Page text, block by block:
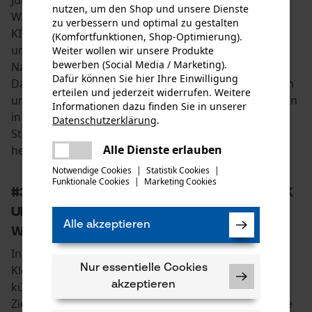
Wald und Forstwirtschaft sind. So wurde neben dem
KIWUH zum Beispiel ein Waldbeauftragter ernannt
und eine neue Ministeriumsabteilung für
Nachhaltigkeit und Rohstoffe im Wald gegründet.
Damit möchte die Ministerin den Herausforderungen
und Problemen von Waldbesitzern und Forstarbeitern
in Zeiten des Klimawandels den entsprechenden
Stellenwert geben und auf der politischen Ebene
helfen.
#3 Wald der Zukunft - KIWUH: Ausblick
und Pläne für einen nachhaltigen
Wald in Deutschland
In den nächsten Jahren wolle sich Ministerin Julia
Klöckner vor allem um eine Waldstrategie 2050
kümmern, erzählte sie in einem Interview. Für diese
Ziele sollen die aktuellen Vorhaben der Waldstrategie
nutzen, um den Shop und unsere Dienste
zu verbessern und optimal zu gestalten
(Komfortfunktionen, Shop-Optimierung).
Weiter wollen wir unsere Produkte
bewerben (Social Media / Marketing).
Dafür können Sie hier Ihre Einwilligung
erteilen und jederzeit widerrufen. Weitere
Informationen dazu finden Sie in unserer
Datenschutzerklärung.
Alle Dienste erlauben
Notwendige Cookies | Statistik Cookies |
Funktionale Cookies | Marketing Cookies
Alle akzeptieren
Nur essentielle Cookies
akzeptieren
Es ist ein Fehler aufgetreten. Bitte
versuchen Sie es erneut.
mail